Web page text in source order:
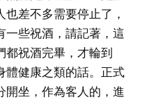
差不多需要停止了，
一些祝酒，請記著，這
都祝酒完畢，才輪到
體健康之類的話。正式
開坐，作為客人的，進